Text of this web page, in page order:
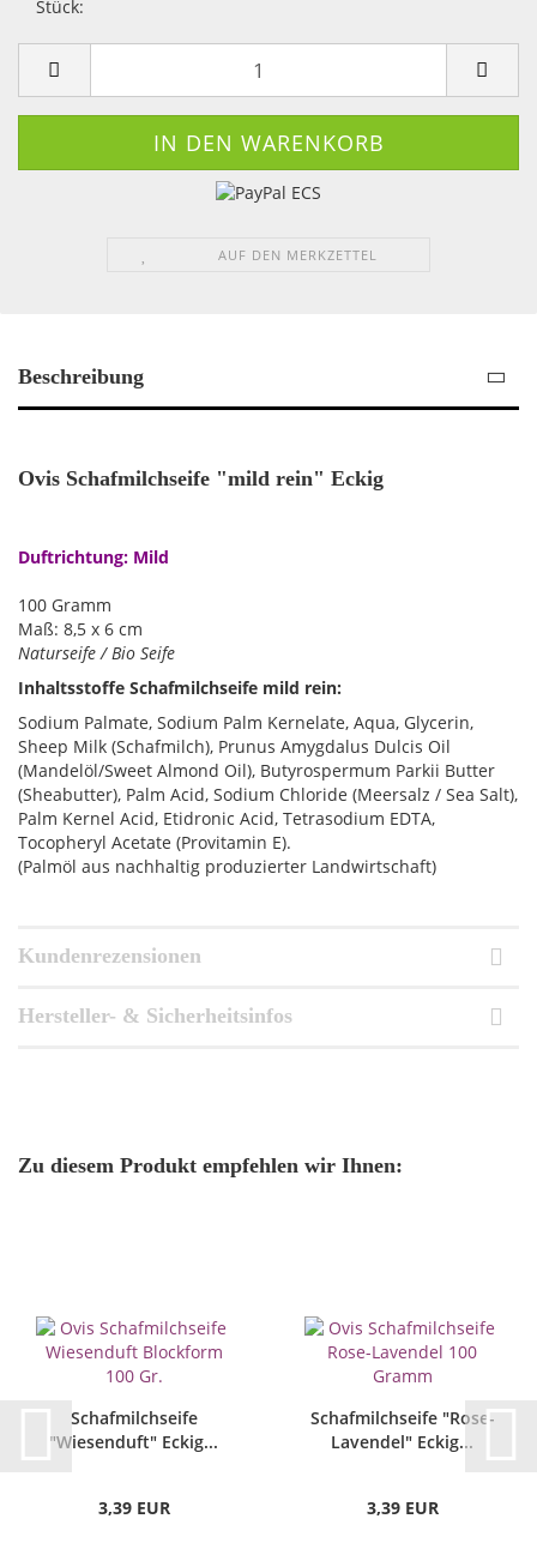
Stück:
AUF DEN MERKZETTEL
Beschreibung
Ovis Schafmilchseife "mild rein" Eckig
Duftrichtung: Mild
100 Gramm
Maß: ​8,5 x 6 cm
Naturseife / Bio Seife
Inhaltsstoffe Schafmilchseife mild rein:
Sodium Palmate, Sodium Palm Kernelate, Aqua, Glycerin,
Sheep Milk (Schafmilch), Prunus Amygdalus Dulcis Oil
(Mandelöl/Sweet Almond Oil), Butyrospermum Parkii Butter
(Sheabutter), Palm Acid, Sodium Chloride (Meersalz / Sea Salt),
Palm Kernel Acid, Etidronic Acid, Tetrasodium EDTA,
Tocopheryl Acetate (Provitamin E).
(Palmöl aus nachhaltig produzierter Landwirtschaft)
Kundenrezensionen
Hersteller- & Sicherheitsinfos
Zu diesem Produkt empfehlen wir Ihnen:
Schafmilchseife
"Wiesenduft" Eckig...
3,39 EUR
Schafmilchseife "Rose-
Lavendel" Eckig...
3,39 EUR